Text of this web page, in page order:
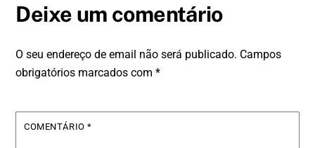
Deixe um comentário
O seu endereço de email não será publicado. Campos
obrigatórios marcados com*
COMENTÁRIO*